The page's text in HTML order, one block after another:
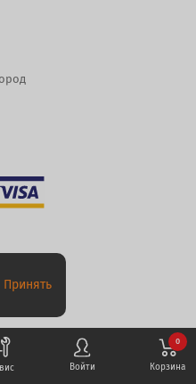
Войти
0
Корзина
Принять